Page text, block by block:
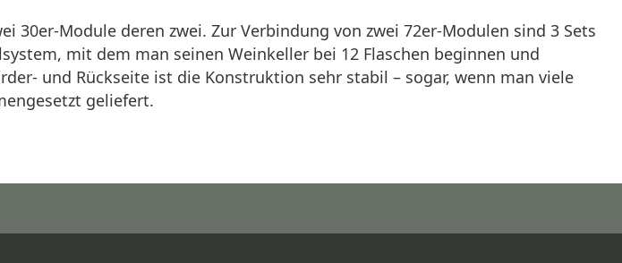
Module deren zwei. Zur Verbindung von zwei 72er-Modulen sind 3 Sets
mit dem man seinen Weinkeller bei 12 Flaschen beginnen und
und Rückseite ist die Konstruktion sehr stabil – sogar, wenn man viele
geliefert.